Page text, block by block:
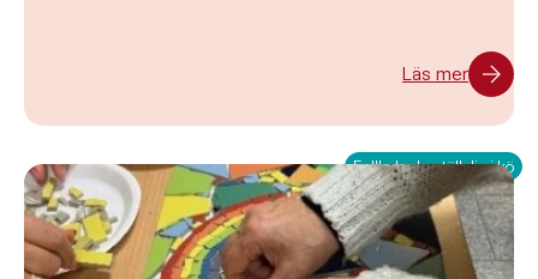
Läs mer
Fullbokad - ställ dig i kö